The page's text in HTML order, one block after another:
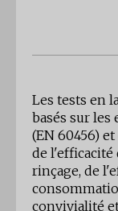
Les tests en
basés sur
(EN 60456)
de l'efficacité
rinçage, de
convivialité